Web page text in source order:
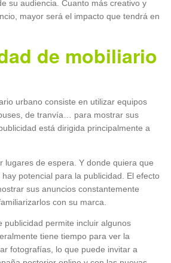
su audiencia. Cuanto más creativo y
mayor será el impacto que tendrá en
de mobiliario
urbano consiste en utilizar equipos
de tranvía… para mostrar sus
está dirigida principalmente a
lugares de espera. Y donde quiera que
potencial para la publicidad. El efecto
sus anuncios constantemente
con su marca.
publicidad permite incluir algunos
tiene tiempo para ver la
fotografías, lo que puede invitar a